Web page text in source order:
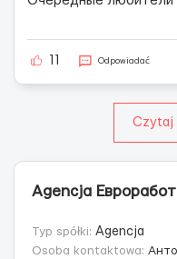
Odpowiadać
Czytaj
Agencja
Typ spółki: Agencja
Osoba kontaktowa: